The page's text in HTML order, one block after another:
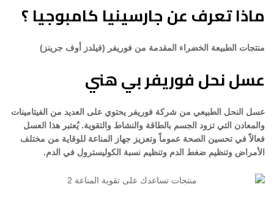
ماذا تعرف عن جارسينيا كامبوجيا ؟
منتجات الطبيعة الخضراء المقدمة من فوريفر (فيلدز أوف جرينز)
عسل نحل فوريفر بي هني
عسل النحل الطبيعي من شركة فوريفر يحتوي على العديد من الفيتامينات
والمعادن التي تزود الجسم بالطاقة والنشاط والتقوية. يُعتبر هذا العسل
فعالاً في تحسين الصحة عموماً وتعزيز جهاز المناعة للوقاية من مختلف
الأمراض وتنظيم ضغط الدم وتنظيم نسبة الكوليسترول في الدم.